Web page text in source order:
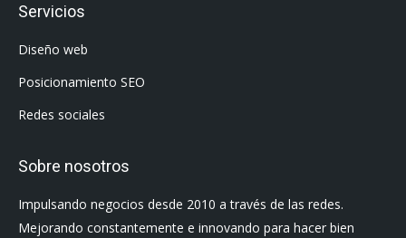
Servicios
Diseño web
Posicionamiento SEO
Redes sociales
Sobre nosotros
Impulsando negocios desde 2010 a través de las redes.
Mejorando constantemente e innovando para hacer bien